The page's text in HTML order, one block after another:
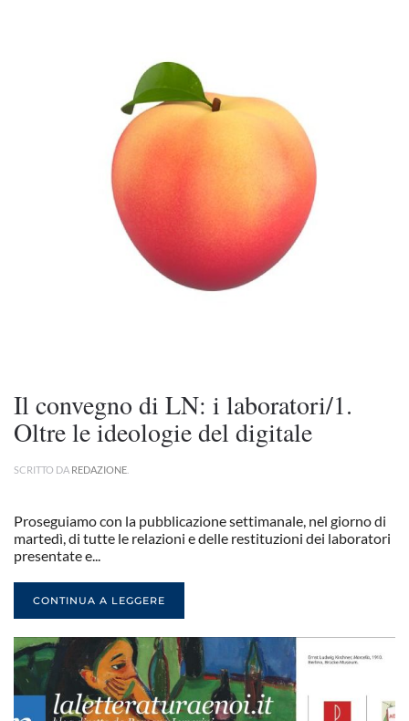
Il convegno di LN: i laboratori/1.
Oltre le ideologie del digitale
SCRITTO DA REDAZIONE
Proseguiamo con la pubblicazione settimanale, nel giorno di
martedì, di tutte le relazioni e delle restituzioni dei laboratori
presentate e...
CONTINUA A LEGGERE